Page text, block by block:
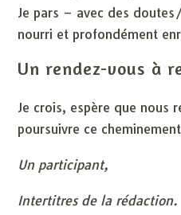
Je pars – avec des
nourri et profondément
Un rendez-vous à
Je crois, espère que nous
poursuivre ce
Un participant,
Intertitres de la rédaction.